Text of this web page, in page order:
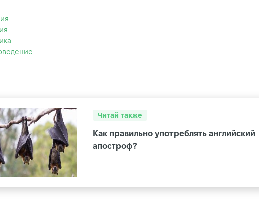
Читай также
Как правильно употреблять английский
апостроф?